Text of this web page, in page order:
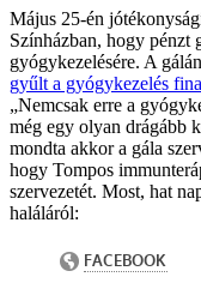
Május 25-én
Színházban, hogy pénzt
gyógykezelésére. A
gyűlt a gyógykezelés
„Nemcsak erre a
még egy olyan drágább
mondta akkor a gála
hogy Tompos
szervezetét. Most, hat
haláláról: